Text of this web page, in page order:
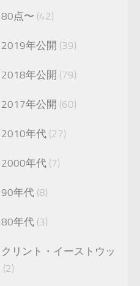
80点〜 (42)
2019年公開 (39)
2018年公開 (79)
2017年公開 (60)
2010年代 (27)
2000年代 (7)
90年代 (8)
80年代 (3)
クリント・イーストウッ
(2)